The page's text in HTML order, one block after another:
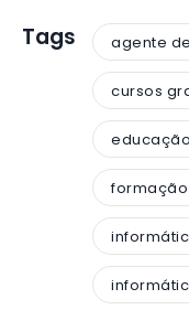
Tags agente
cursos